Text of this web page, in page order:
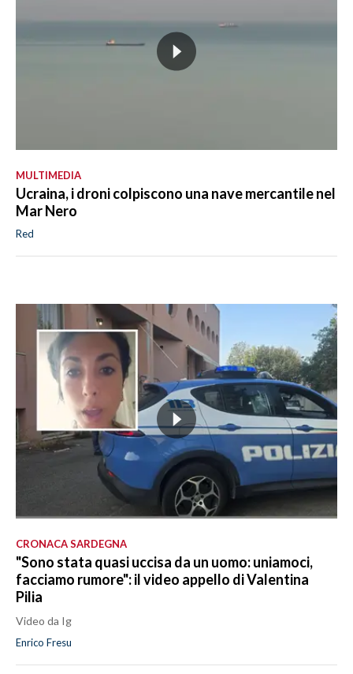
MULTIMEDIA
Ucraina, i droni colpiscono una nave mercantile nel
Mar Nero
Red
CRONACA SARDEGNA
"Sono stata quasi uccisa da un uomo: uniamoci,
facciamo rumore": il video appello di Valentina
Pilia
Video da Ig
Enrico Fresu